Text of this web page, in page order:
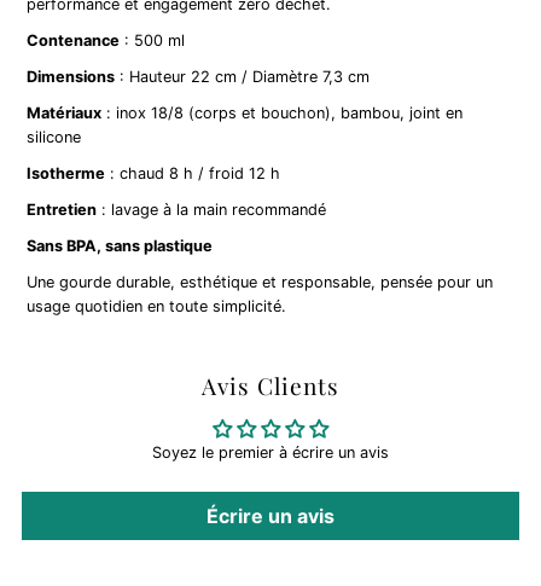
performance et engagement zéro déchet.
Contenance : 500 ml
Dimensions : Hauteur 22 cm / Diamètre 7,3 cm
Matériaux : inox 18/8 (corps et bouchon), bambou, joint en
silicone
Isotherme : chaud 8 h / froid 12 h
Entretien : lavage à la main recommandé
Sans BPA, sans plastique
Une gourde durable, esthétique et responsable, pensée pour un
usage quotidien en toute simplicité.
Avis Clients
Soyez le premier à écrire un avis
Écrire un avis